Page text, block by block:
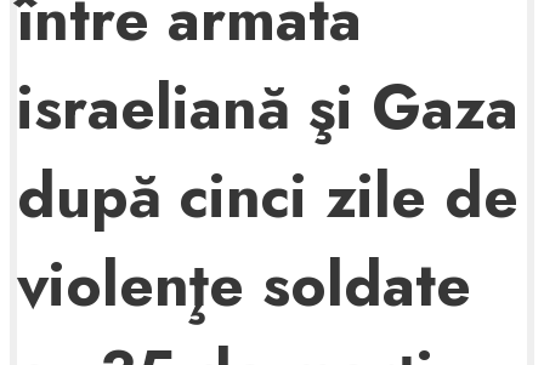
între armata
israeliană şi Gaza
după cinci zile de
violenţe soldate